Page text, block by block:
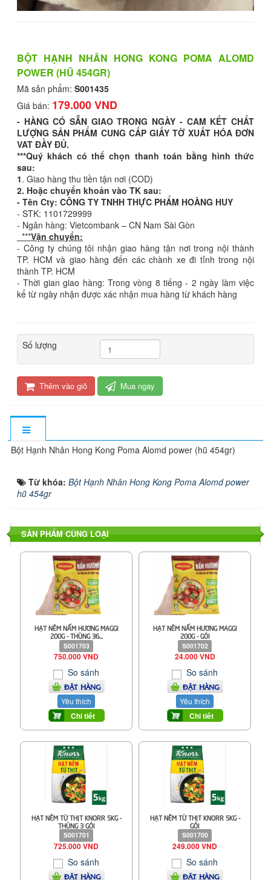
BỘT HẠNH NHÂN HONG KONG POMA ALOMD
POWER (HŨ 454GR)
Mã sản phẩm: S001435
Giá bán: 179.000 VND
- HÀNG CÓ SẴN GIAO TRONG NGÀY - CAM KẾT CHẤT
LƯỢNG SẢN PHẨM CUNG CẤP GIẤY TỜ XUẤT HÓA ĐƠN
VAT ĐẦY ĐỦ.
***Quý khách có thể chọn thanh toán bằng hình thức
sau:
1. Giao hàng thu tiền tận nơi (COD)
2. Hoặc chuyển khoản vào TK sau:
- Tên Cty: CÔNG TY TNHH THỰC PHẨM HOÀNG HUY
- STK: 1101729999
- Ngân hàng: Vietcombank – CN Nam Sài Gòn
***Vận chuyển:
- Công ty chúng tôi nhận giao hàng tận nơi trong nội thành
TP. HCM và giao hàng đến các chành xe đi tỉnh trong nội
thành TP. HCM
- Thời gian giao hàng: Trong vòng 8 tiếng - 2 ngày làm việc
kể từ ngày nhận được xác nhận mua hàng từ khách hàng
Số lượng
Thêm vào giỏ Mua ngay
Bột Hạnh Nhân Hong Kong Poma Alomd power (hũ 454gr)
Từ khóa: Bột Hạnh Nhân Hong Kong Poma Alomd power
hũ 454gr
SẢN PHẨM CÙNG LOẠI
HẠT NÊM NẤM HƯƠNG MAGGI
200G - THÙNG 36...
S001703
750.000 VND
So sánh
ĐẶT HÀNG
Yêu thích
Chi tiết
HẠT NÊM NẤM HƯƠNG MAGGI
200G - GÓI
S001702
24.000 VND
So sánh
ĐẶT HÀNG
Yêu thích
Chi tiết
HẠT NÊM TỪ THỊT KNORR 5KG -
THÙNG 3 GÓI
S001701
725.000 VND
So sánh
ĐẶT HÀNG
HẠT NÊM TỪ THỊT KNORR 5KG -
GÓI
S001700
249.000 VND
So sánh
ĐẶT HÀNG